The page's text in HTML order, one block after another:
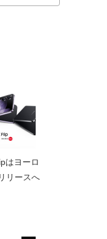
はヨーロ
リースへ